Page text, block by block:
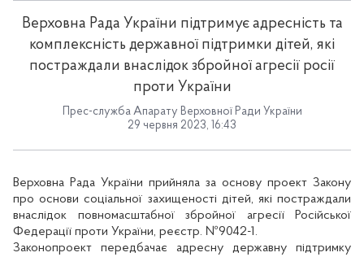
Верховна Рада України підтримує адресність та
комплексність державної підтримки дітей, які
постраждали внаслідок збройної агресії росії
проти України
Прес-служба Апарату Верховної Ради України
29 червня 2023, 16:43
Верховна Рада України прийняла за основу проект Закону
про основи соціальної захищеності дітей, які постраждали
внаслідок повномасштабної збройної агресії Російської
Федерації проти України, реєстр. №9042-1.
Законопроект передбачає адресну державну підтримку